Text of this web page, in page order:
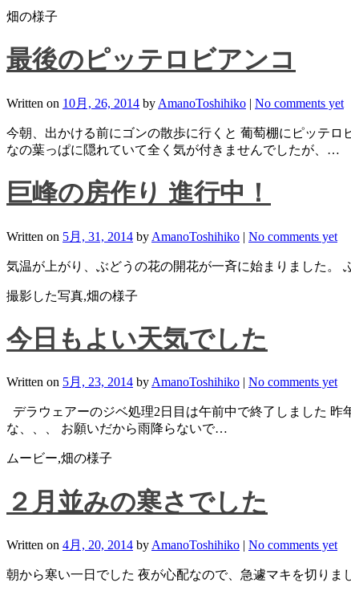
畑の様子
最後のピッテロビアンコ
Written on 10月, 26, 2014 by AmanoToshihiko | No comments yet
今朝、出かける前にゴンの散歩に行くと 葡萄棚にピッテ
なの葉っぱに隠れていて全く気が付きませんでしたが、…
巨峰の房作り 進行中！
Written on 5月, 31, 2014 by AmanoToshihiko | No comments yet
気温が上がり、ぶどうの花の開花が一斉に始まりました。
撮影した写真,畑の様子
今日もよい天気でした
Written on 5月, 23, 2014 by AmanoToshihiko | No comments yet
デラウェアーのジベ処理2日目は午前中で終了しました
な、、、 お願いだから雨降らないで…
ムービー,畑の様子
２月並みの寒さでした
Written on 4月, 20, 2014 by AmanoToshihiko | No comments yet
朝から寒い一日でした 夜が心配なので、急遽マキを切り